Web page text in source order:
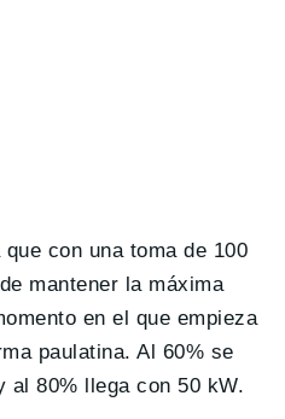
con una toma de 100
mantener la máxima
en el que empieza
paulatina. Al 60% se
al 80% llega con 50 kW.